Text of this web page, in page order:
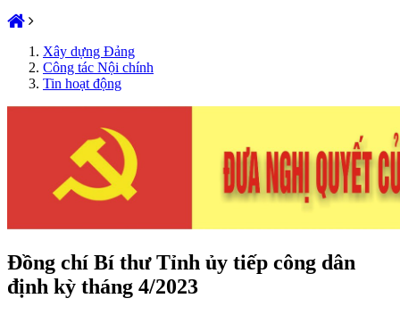
Xây dựng Đảng
Công tác Nội chính
Tin hoạt động
Đồng chí Bí thư Tỉnh ủy tiếp công dân
định kỳ tháng 4/2023